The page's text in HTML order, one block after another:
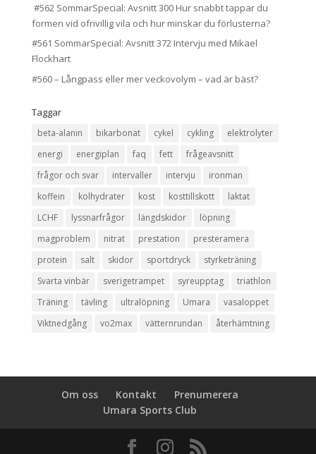
#562 SommarSpecial: Avsnitt 300 Hur snabbt tappar du
formen vid ofrivillig vila och hur minskar du förlusterna?
#561 SommarSpecial: Avsnitt 372 Intervju med Mikael
Flockhart
#560 – Långpass eller mer veckovolym – vad är bäst?
Taggar
beta-alanin bikarbonat cykel cykling
elektrolyter
energi
energiplan faq fett
frågeavsnitt
frågor och svar
intervaller intervju
ironman
koffein
kolhydrater kost kosttillskott
laktat
LCHF
lyssnarfrågor längdskidor
löpning
magproblem
nitrat prestation
presteramera
protein
salt skidor sportdryck
styrketräning
Svarta vinbär
sverigetrampet syreupptag
triathlon
Träning
tävling ultralöpning Umara
vasaloppet
Viktnedgång
vo2max vätternrundan återhämtning
Om oss Kontakt
Prenumerera
Umara Sports Club